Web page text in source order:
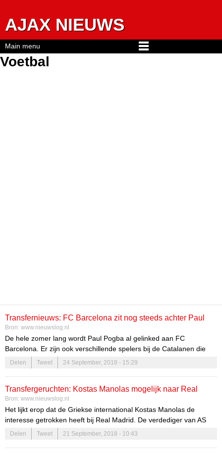
AJAX NIEUWS
Voetbal
Transfernieuws: FC Barcelona zit nog steeds achter Paul
Pogba aan
Bron: www.nieuwslog.nl
De hele zomer lang wordt Paul Pogba al gelinked aan FC
Barcelona. Er zijn ook verschillende spelers bij de Catalanen die
hebben laten weten dat het geweldig zou zijn als Pogba kwam.
Suarez zou zelfs Pogba zelf een appje gestuurd hebben met de
[…]
Delen Tweet 24 September, 2018 - 15:29
Transfergeruchten: Kostas Manolas mogelijk naar Real
Madrid
Bron: www.nieuwslog.nl
Het lijkt erop dat de Griekse international Kostas Manolas de
interesse getrokken heeft bij Real Madrid. De verdediger van AS
Roma zou weleens het mogelijke doel kunnen zijn van de
Spanjaarden. Het is opmerkelijk dat de club ineens voor Manolas
Delen Tweet 21 September, 2018 - 10:43
Main menu